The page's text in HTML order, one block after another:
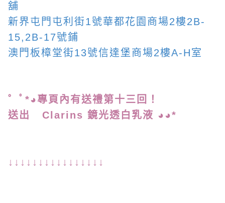
舖
新界屯門屯利街1號華都花園商場2樓2B-
15,2B-17號鋪
澳門板樟堂街13號信達堡商場2樓A-H室
゜ﾟ*◕專頁內有送禮第十三 回！
送出 Clarins 鏡光透白乳液 ◕◕*
↓↓↓↓↓↓↓↓↓↓↓↓↓↓↓↓